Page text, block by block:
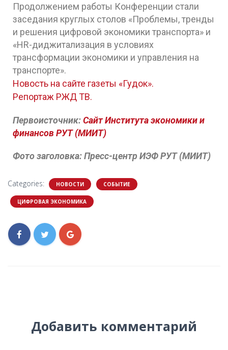
Продолжением работы Конференции стали
заседания круглых столов «Проблемы, тренды
и решения цифровой экономики транспорта» и
«HR-диджитализация в условиях
трансформации экономики и управления на
транспорте».
Новость на сайте газеты «Гудок».
Репортаж РЖД ТВ.
Первоисточник:Сайт Института экономики и
финансов РУТ (МИИТ)
Фото заголовка: Пресс-центр ИЭФ РУТ (МИИТ)
Categories: НОВОСТИ СОБЫТИЕ
ЦИФРОВАЯ ЭКОНОМИКА
Добавить комментарий